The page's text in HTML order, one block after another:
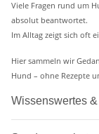
Viele Fragen rund um
absolut beantwortet.
Im Alltag zeigt sich oft
Hier sammeln wir
Hund – ohne Rezepte
Wissenswertes